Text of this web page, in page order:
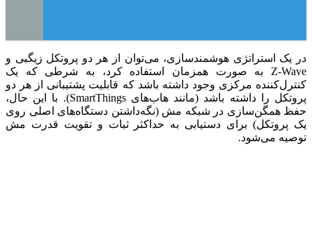
در یک استراتژی هوشمندسازی، می‌توان از هر دو پروتکل زیگبی و
Z-Wave به صورت همزمان استفاده کرد، به شرطی که یک
کنترل‌کننده مرکزی وجود داشته باشد که قابلیت پشتیبانی از هر دو
پروتکل را داشته باشد (مانند هاب‌های SmartThings). با این حال،
حفظ همگن‌سازی در شبکه مش (نگه‌داشتن دستگاه‌های اصلی روی
یک پروتکل) برای دستیابی به حداکثر ثبات و تقویت قدرت مش
توصیه می‌شود.